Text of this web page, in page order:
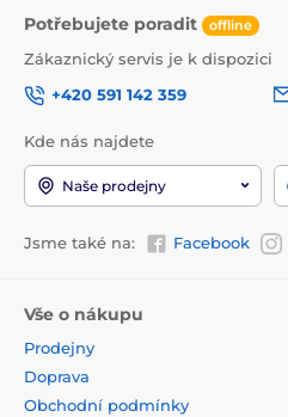
Potřebujete poradit offline
Zákaznický servis je k dispozici
+420 591 142 359
Kde nás najdete
Naše prodejny
Jsme také na: Facebook
Vše o nákupu
Prodejny
Doprava
Obchodní podmínky